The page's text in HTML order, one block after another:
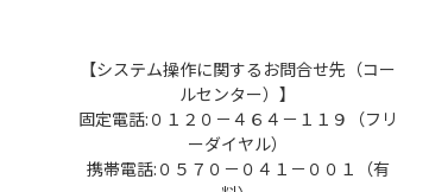
【システム操作に関するお問合せ先（コー
ルセンター）】
固定電話:０１２０－４６４－１１９（フリ
ーダイヤル）
携帯電話:０５７０－０４１－００１（有